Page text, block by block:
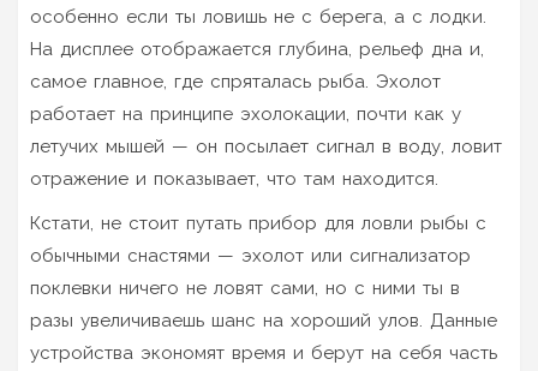
особенно если ты ловишь не с берега, а с лодки.
На дисплее отображается глубина, рельеф дна и,
самое главное, где спряталась рыба. Эхолот
работает на принципе эхолокации, почти как у
летучих мышей — он посылает сигнал в воду, ловит
отражение и показывает, что там находится.
Кстати, не стоит путать прибор для ловли рыбы с
обычными снастями — эхолот или сигнализатор
поклевки ничего не ловят сами, но с ними ты в
разы увеличиваешь шанс на хороший улов. Данные
устройства экономят время и берут на себя часть